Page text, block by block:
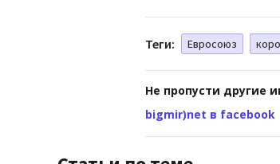
Теги: Евросоюз
Не пропусти другие
bigmir)net в facebook